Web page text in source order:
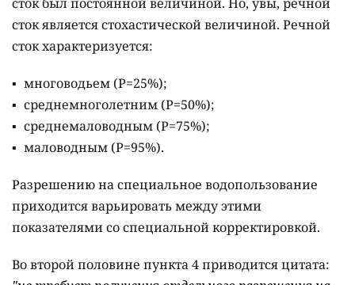
сток является стохастической величиной. Речной
сток характеризуется:
многоводьем (Р=25%);
среднемноголетним (Р=50%);
среднемаловодным (Р=75%);
маловодным (Р=95%).
Разрешению на специальное водопользование
приходится варьировать между этими
показателями со специальной корректировкой.
Во второй половине пункта 4 приводится цитата: